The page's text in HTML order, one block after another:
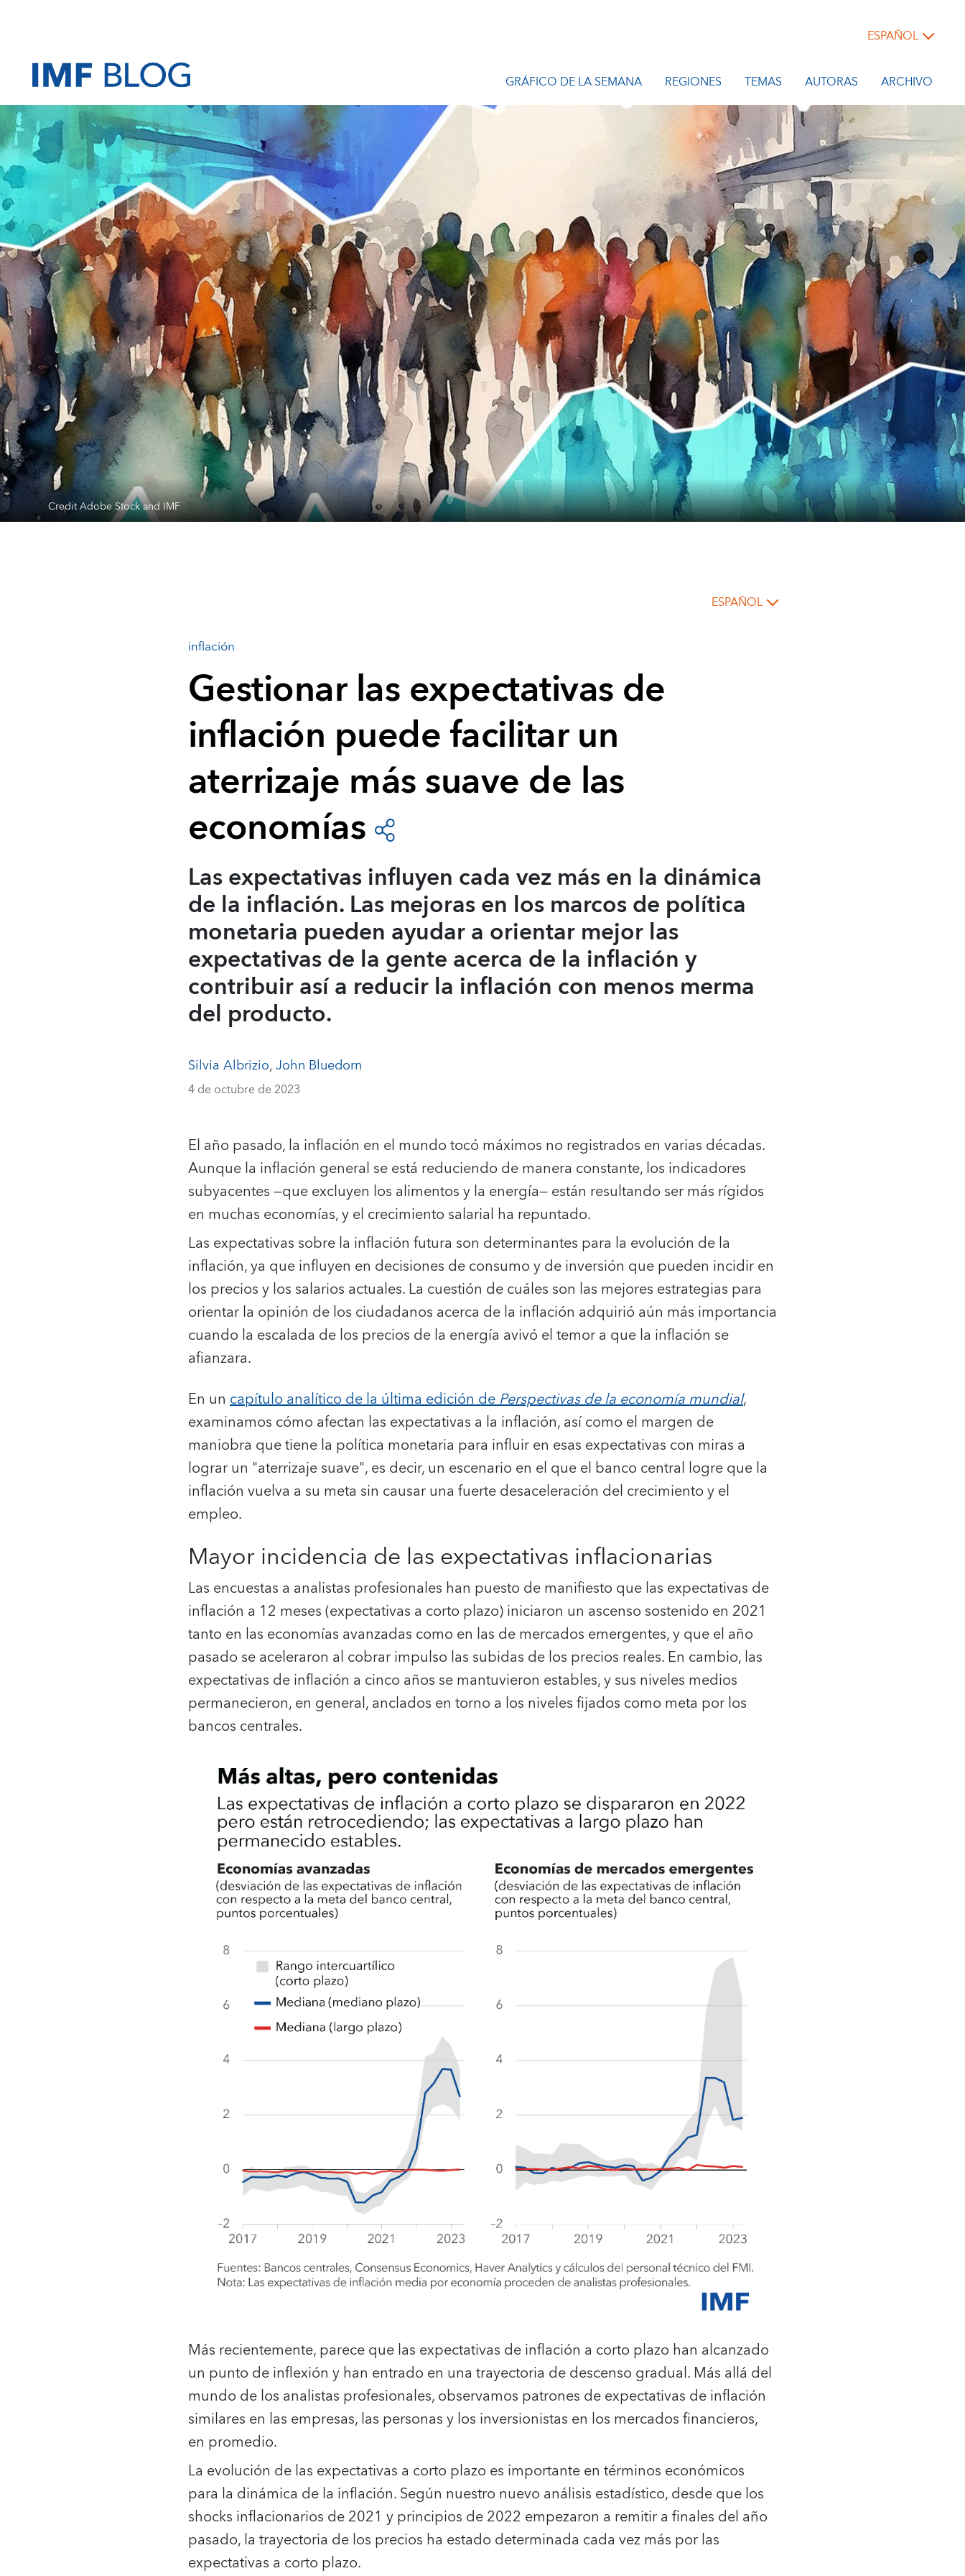
ESPAÑOL
GRÁFICO DE LA SEMANA REGIONES TEMAS AUTORAS ARCHIVO
Credit Adobe Stock and IMF
ESPAÑOL
inflación
Gestionar las expectativas de
inflación puede facilitar un
aterrizaje más suave de las
economías
Las expectativas influyen cada vez más en la dinámica
de la inflación. Las mejoras en los marcos de política
monetaria pueden ayudar a orientar mejor las
expectativas de la gente acerca de la inflación y
contribuir así a reducir la inflación con menos merma
del producto.
Silvia Albrizio,John Bluedorn
4 de octubre de 2023
El año pasado, la inflación en el mundo tocó máximos no registrados en varias décadas.
Aunque la inflación general se está reduciendo de manera constante, los indicadores
subyacentes —que excluyen los alimentos y la energía— están resultando ser más rígidos
en muchas economías, y el crecimiento salarial ha repuntado.
Las expectativas sobre la inflación futura son determinantes para la evolución de la
inflación, ya que influyen en decisiones de consumo y de inversión que pueden incidir en
los precios y los salarios actuales.La cuestión de cuáles son las mejores estrategias para
orientar la opinión de los ciudadanos acerca de la inflación adquirió aún más importancia
cuando la escalada de los precios de la energía avivó el temor a que la inflación se
afianzara.
En un capítulo analítico de la última edición dePerspectivas de la economía mundial,
examinamos cómo afectan las expectativas a la inflación, así como el margen de
maniobra que tiene la política monetaria para influir en esas expectativas con miras a
lograr un "aterrizaje suave", es decir, un escenario en el que el banco central logre que la
inflación vuelva a su meta sin causar una fuerte desaceleración del crecimiento y el
empleo.
Mayor incidencia de las expectativas inflacionarias
Las encuestas a analistas profesionales han puesto de manifiesto que las expectativas de
inflación a 12 meses (expectativas a corto plazo) iniciaron un ascenso sostenido en 2021
tanto en las economías avanzadas como en las de mercados emergentes, y que el año
pasado se aceleraron al cobrar impulso las subidas de los precios reales. En cambio, las
expectativas de inflación a cinco años se mantuvieron estables, y sus niveles medios
permanecieron, en general, anclados en torno a los niveles fijados como meta por los
bancos centrales.
Más recientemente, parece que las expectativas de inflación a corto plazo han alcanzado
un punto de inflexión y han entrado en una trayectoria de descenso gradual. Más allá del
mundo de los analistas profesionales, observamos patrones de expectativas de inflación
similares en las empresas, las personas y los inversionistas en los mercados financieros,
en promedio.
La evolución de las expectativas a corto plazo es importante en términos económicos
para la dinámica de la inflación. Según nuestro nuevo análisis estadístico, desde que los
shocks inflacionarios de 2021 y principios de 2022 empezaron a remitir a finales del año
pasado, la trayectoria de los precios ha estado determinada cada vez más por las
expectativas a corto plazo.